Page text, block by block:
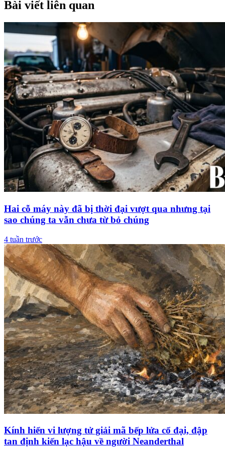
Bài viết liên quan
Hai cỗ máy này đã bị thời đại vượt qua nhưng tại
sao chúng ta vẫn chưa từ bỏ chúng
4 tuần trước
Kính hiển vi lượng tử giải mã bếp lửa cổ đại, đập
tan định kiến lạc hậu về người Neanderthal